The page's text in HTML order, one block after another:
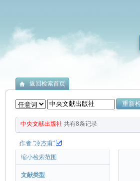
返回检索首页
中央文献出版社 共有8条记录
作者:"冷杰甫"
缩小检索范围
文献类型